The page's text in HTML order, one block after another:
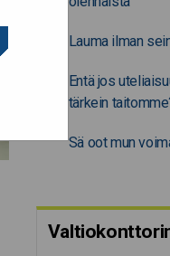
Lauma ilman
Entä jos
tärkein
Sä oot mun